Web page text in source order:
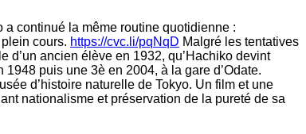
a continué la même routine quotidienne :
cours. https://cvc.li/pqNqD Malgré les tentatives
d’un ancien élève en 1932, qu’Hachiko devint
puis une 3è en 2004, à la gare d’Odate.
d’histoire naturelle de Tokyo. Un film et une
nationalisme et préservation de la pureté de sa